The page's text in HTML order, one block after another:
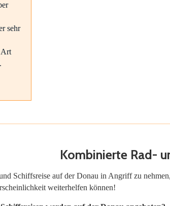
sehr
Art
Kombinierte Rad-
Schiffsreise auf der Donau in Angriff zu
weiterhelfen können!